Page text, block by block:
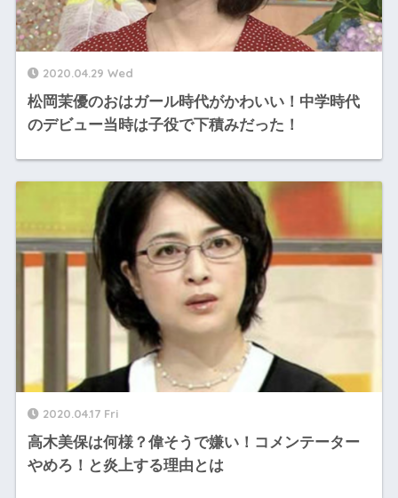
2020.04.29 Wed
松岡茉優のおはガール時代がかわいい！中学時代
のデビュー当時は子役で下積みだった！
2020.04.17 Fri
高木美保は何様？偉そうで嫌い！コメンテーター
やめろ！と炎上する理由とは